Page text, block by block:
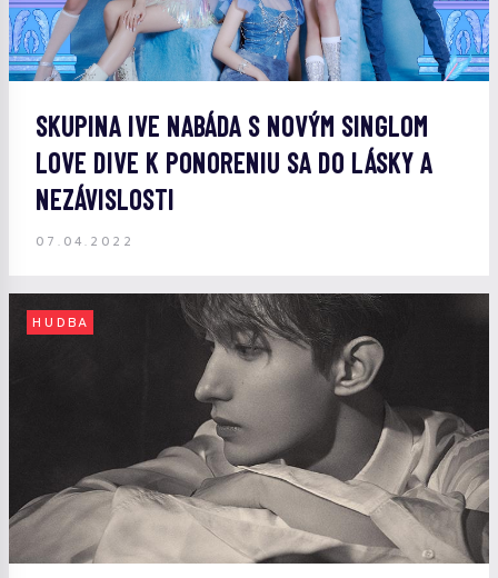
SKUPINA IVE NABÁDA S NOVÝM SINGLOM
LOVE DIVE K PONORENIU SA DO LÁSKY A
NEZÁVISLOSTI
07.04.2022
HUDBA